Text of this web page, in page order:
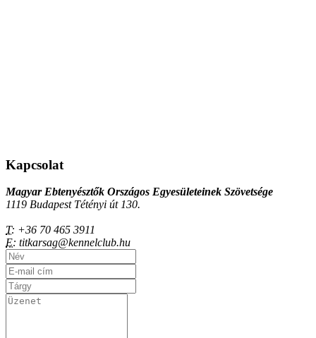
Kapcsolat
Magyar Ebtenyésztők Országos Egyesületeinek Szövetsége
1119 Budapest Tétényi út 130.
T: +36 70 465 3911
E: titkarsag@kennelclub.hu